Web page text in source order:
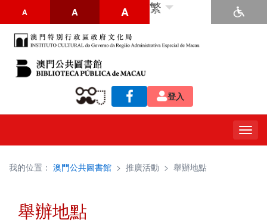
A A A 繁
登入
我的位置： 澳門公共圖書館 > 推廣活動 > 舉辦地點
舉辦地點